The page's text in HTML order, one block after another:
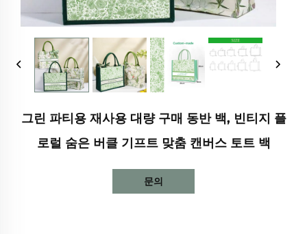
그린 파티용 재사용 대량 구매 동반 백, 빈티지 플
로럴 숨은 버클 기프트 맞춤 캔버스 토트 백
문의